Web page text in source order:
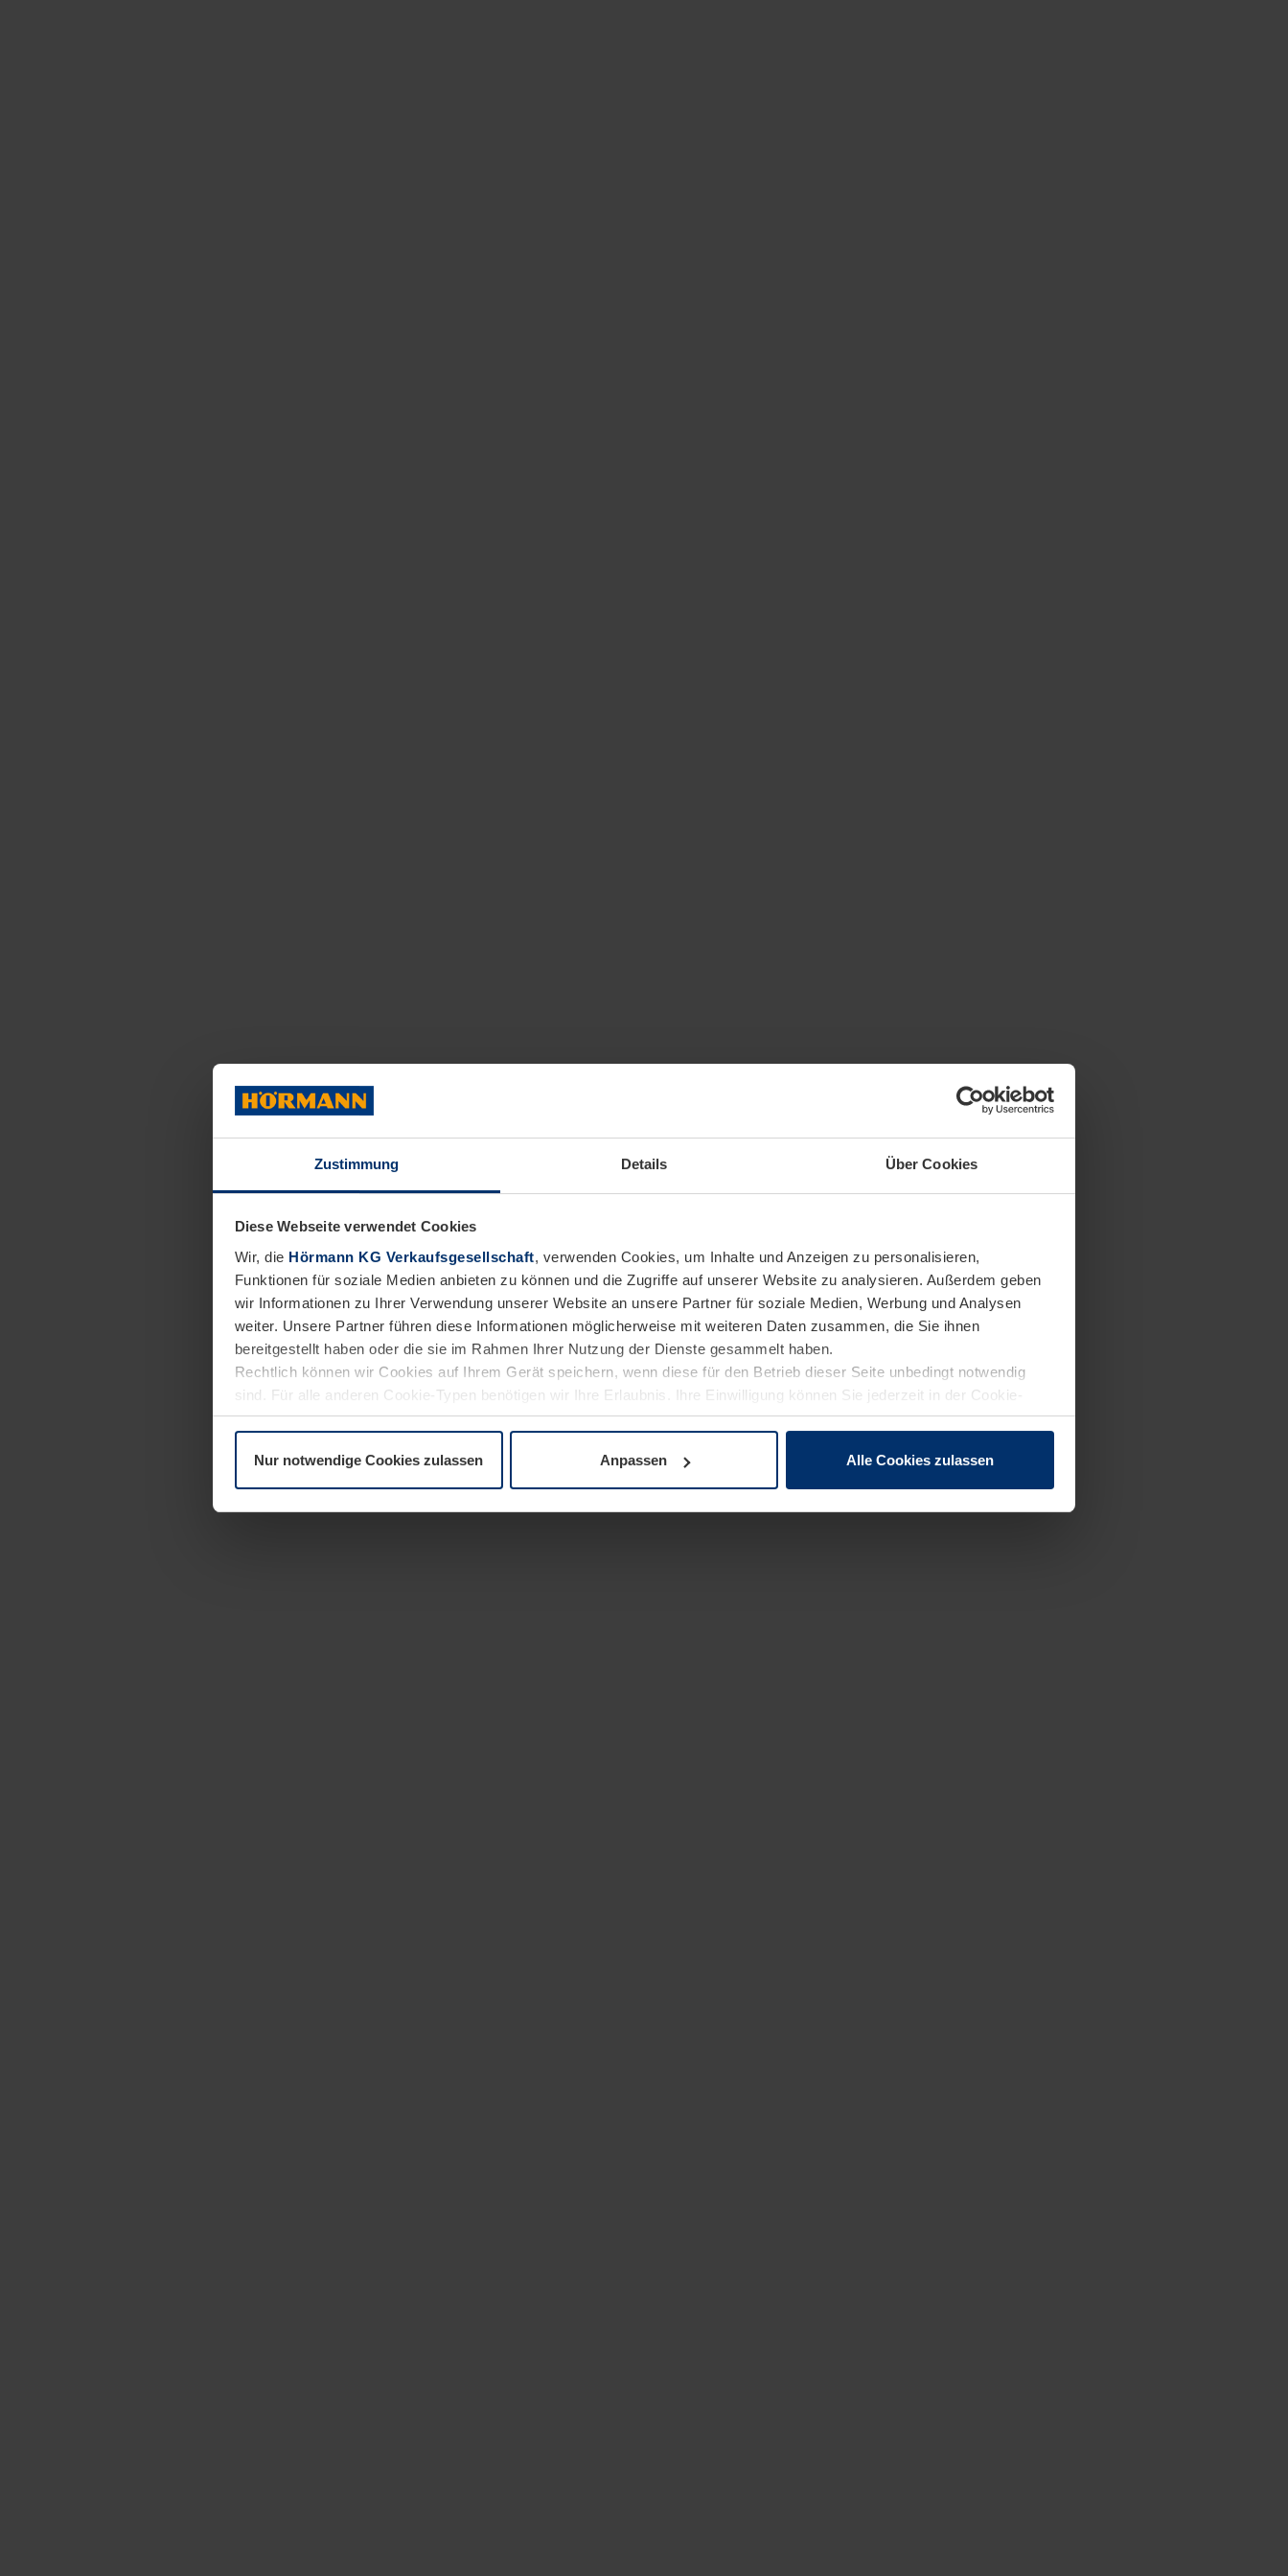
Zustimmung Details Über Cookies
Diese Webseite verwendet Cookies
Wir, die Hörmann KG Verkaufsgesellschaft, verwenden Cookies, um Inhalte und Anzeigen zu personalisieren,
Funktionen für soziale Medien anbieten zu können und die Zugriffe auf unserer Website zu analysieren. Außerdem geben
wir Informationen zu Ihrer Verwendung unserer Website an unsere Partner für soziale Medien, Werbung und Analysen
weiter. Unsere Partner führen diese Informationen möglicherweise mit weiteren Daten zusammen, die Sie ihnen
bereitgestellt haben oder die sie im Rahmen Ihrer Nutzung der Dienste gesammelt haben.
Rechtlich können wir Cookies auf Ihrem Gerät speichern, wenn diese für den Betrieb dieser Seite unbedingt notwendig
sind. Für alle anderen Cookie-Typen benötigen wir Ihre Erlaubnis. Ihre Einwilligung können Sie jederzeit in der Cookie-
Erläuterung auf der SeiteDatenschutzerklärungunserer Website ändern oder widerrufen.
Nur notwendige Cookies zulassen Anpassen Alle Cookies zulassen